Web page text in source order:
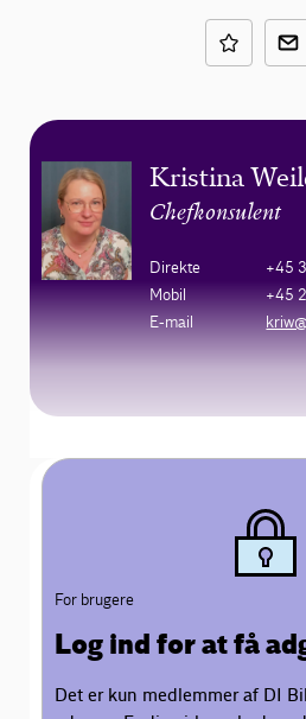
Kristina
Chefkonsulent
Direkte
+45
Mobil
+45
E-mail
For brugere
Log ind for at få
Det er kun medlemmer af DI